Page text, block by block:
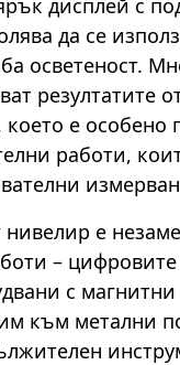
дисплей с
да се
осветеност.
резултатите
е особено
работи,
е
–
с
към метални